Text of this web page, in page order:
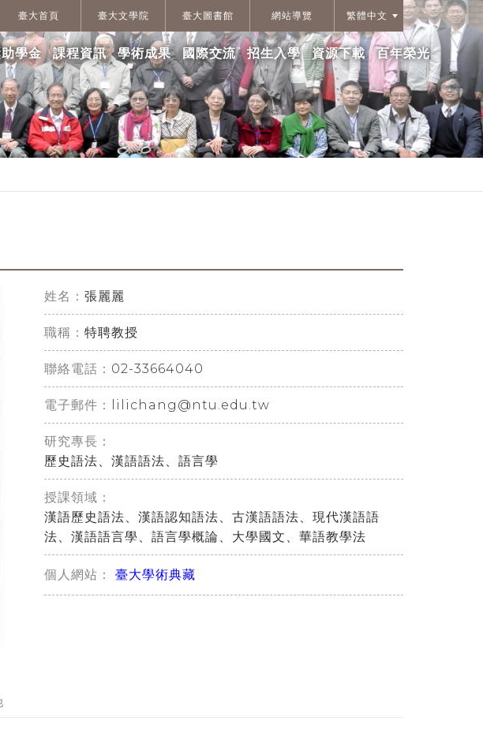
臺大首頁 臺大文學院 臺大圖書館 網站導覽 繁體中文
學金 課程資訊 學術成果 國際交流 招生入學 資源下載 百年榮光
姓名： 張麗麗
職稱： 特聘教授
聯絡電話： 02-33664040
電子郵件： lilichang@ntu.edu.tw
研究專長：
歷史語法、漢語語法、語言學
授課領域：
漢語歷史語法、漢語認知語法、古漢語語法、現代漢語語
法、漢語語言學、語言學概論、大學國文、華語教學法
個人網站： 臺大學術典藏